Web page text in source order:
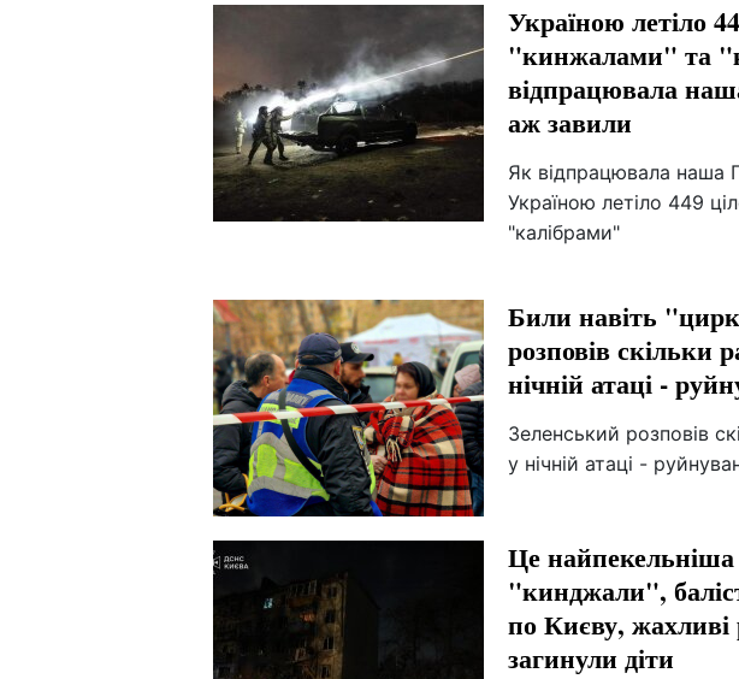
Україною летіло
"кинжалами" та
відпрацювала
аж завили
Як відпрацювала наша
Україною летіло 449
"калібрами"
Били навіть
розповів скільки
нічній атаці -
Зеленський розповів
у нічній атаці -
Це
"кинджали",
по Києву,
загинули діти